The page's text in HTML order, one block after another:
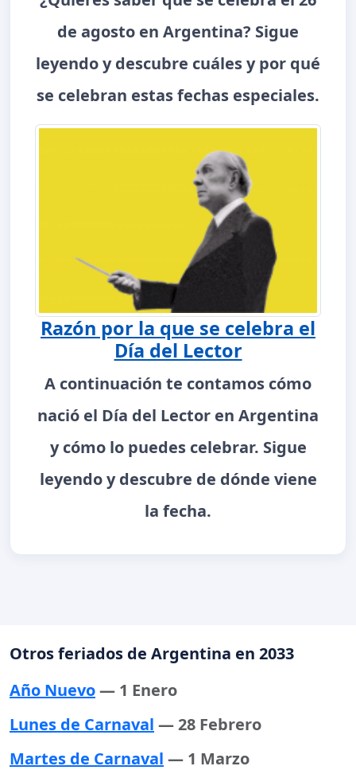
de agosto en Argentina? Sigue
leyendo y descubre cuáles y por qué
se celebran estas fechas especiales.
Razón por la que se celebra el
Día del Lector
A continuación te contamos cómo
nació el Día del Lector en Argentina
y cómo lo puedes celebrar. Sigue
leyendo y descubre de dónde viene
la fecha.
Otros feriados de Argentina en 2033
Año Nuevo— 1 Enero
Lunes de Carnaval — 28 Febrero
Martes de Carnaval — 1 Marzo